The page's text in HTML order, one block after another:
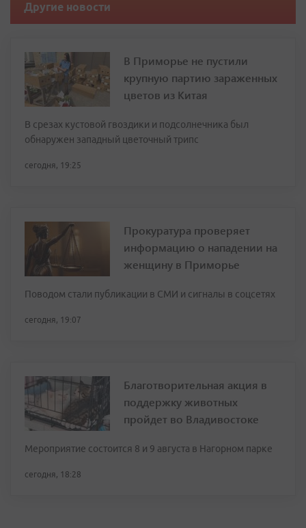
Другие новости
В Приморье не пустили
крупную партию зараженных
цветов из Китая
В срезах кустовой гвоздики и подсолнечника был
обнаружен западный цветочный трипс
сегодня, 19:25
Прокуратура проверяет
информацию о нападении на
женщину в Приморье
Поводом стали публикации в СМИ и сигналы в соцсетях
сегодня, 19:07
Благотворительная акция в
поддержку животных
пройдет во Владивостоке
Мероприятие состоится 8 и 9 августа в Нагорном парке
сегодня, 18:28